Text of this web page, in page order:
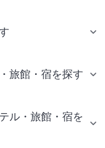
旅館・宿を探す
ル・旅館・宿を